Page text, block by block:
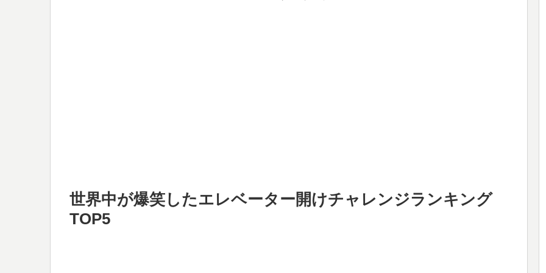
世界中が爆笑したエレベーター開けチャレンジランキング
TOP5